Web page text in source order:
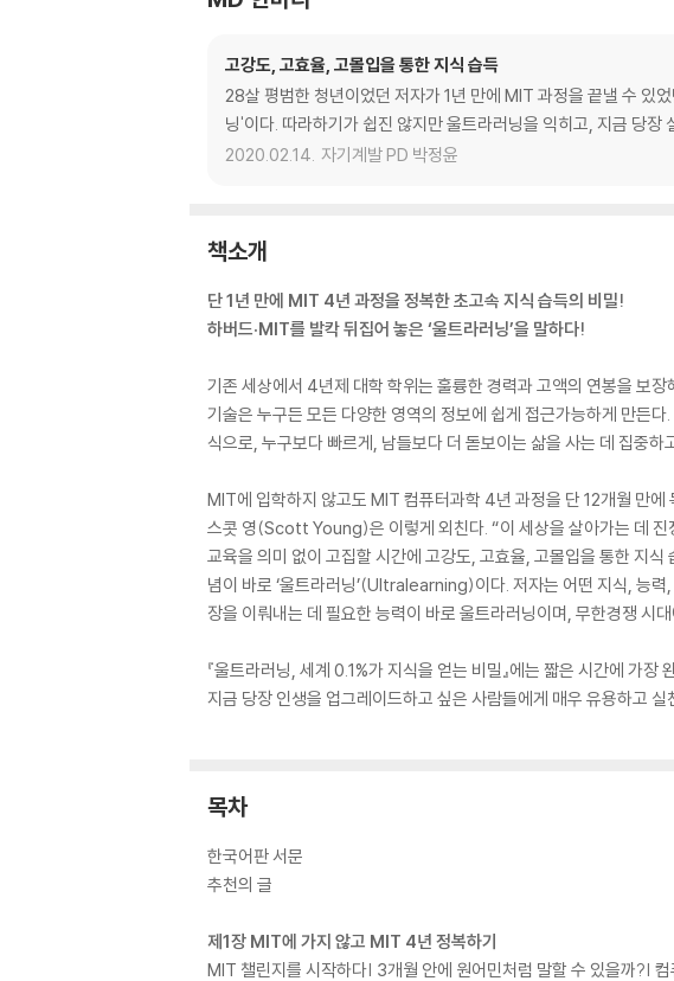
고강도, 고효율, 고몰입을 통한 지식 습득
28살 평범한 청년이었던 저자가 1년 만에 MIT 과정을 끝낼 수 있
닝'이다. 따라하기가 쉽진 않지만 울트라러닝을 익히고, 지금 당장
2020.02.14. 자기계발 PD 박정윤
책소개
단 1년 만에 MIT 4년 과정을 정복한 초고속 지식 습득의 비밀!
하버드·MIT를 발칵 뒤집어 놓은 ‘울트라러닝’을 말하다!
기존 세상에서 4년제 대학 학위는 훌륭한 경력과 고액의 연봉을 보
기술은 누구든 모든 다양한 영역의 정보에 쉽게 접근가능하게 만든
식으로, 누구보다 빠르게, 남들보다 더 돋보이는 삶을 사는 데 집중하
MIT에 입학하지 않고도 MIT 컴퓨터과학 4년 과정을 단 12개월 만
스콧 영(Scott Young)은 이렇게 외친다. “이 세상을 살아가는 데 진
교육을 의미 없이 고집할 시간에 고강도, 고효율, 고몰입을 통한 지
념이 바로 ‘울트라러닝’(Ultralearning)이다. 저자는 어떤 지식, 능
장을 이뤄내는 데 필요한 능력이 바로 울트라러닝이며, 무한경쟁 시
『울트라러닝, 세계 0.1%가 지식을 얻는 비밀』에는 짧은 시간에 가
지금 당장 인생을 업그레이드하고 싶은 사람들에게 매우 유용하고
목차
한국어판 서문
추천의 글
제1장 MIT에 가지 않고 MIT 4년 정복하기
MIT 챌린지를 시작하다| 3개월 안에 원어민처럼 말할 수 있을까?|